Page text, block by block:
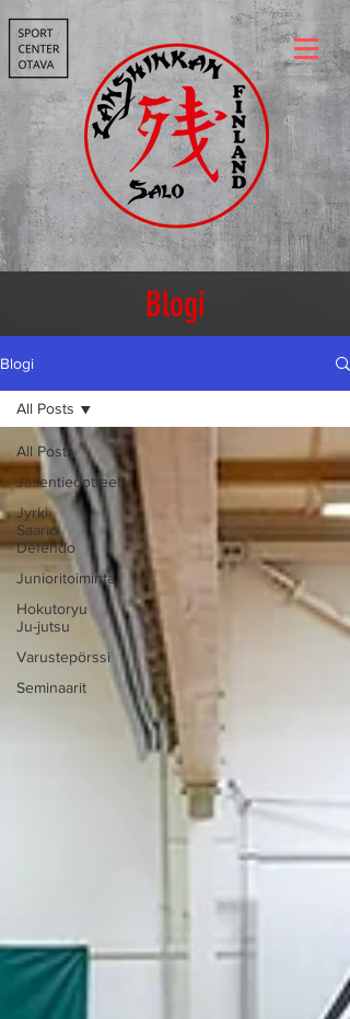
Blogi
Blogi
All Posts
Jäsentiedotteet
Jyrki
Saario
Defendo
Junioritoiminta
Hokutoryu
Ju-jutsu
Varustepörssi
Seminaarit
All Posts